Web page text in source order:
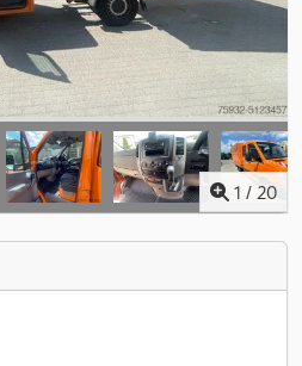
1 / 20